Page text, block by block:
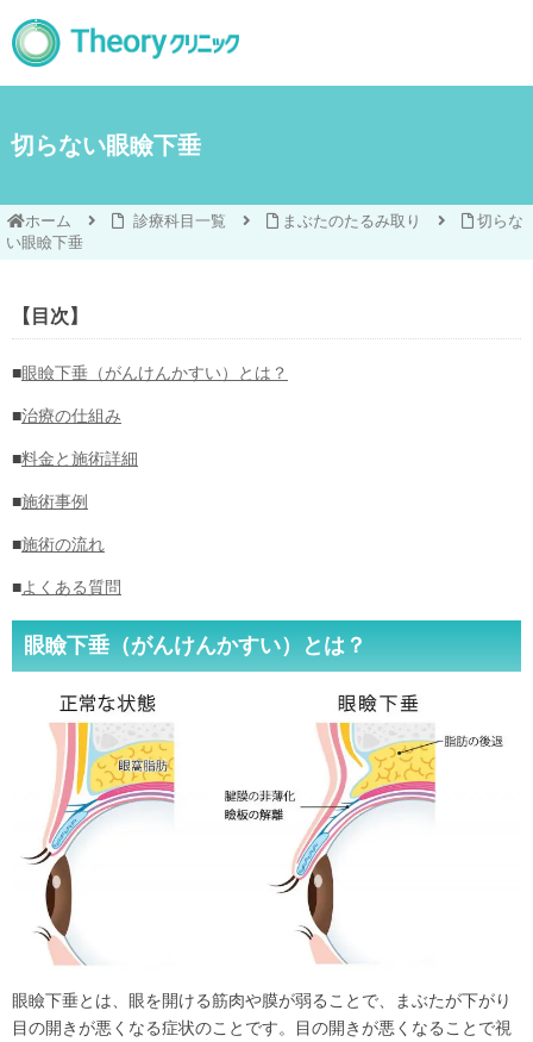
切らない眼瞼下垂
ホーム 診療科目一覧 まぶたのたるみ取り
切らな
い眼瞼下垂
【目次】
■眼瞼下垂（がんけんかすい）とは？
■治療の仕組み
■料金と施術詳細
■施術事例
■施術の流れ
■よくある質問
眼瞼下垂（がんけんかすい）とは？
眼瞼下垂とは、眼を開ける筋肉や膜が弱ることで、まぶたが下がり
目の開きが悪くなる症状のことです。目の開きが悪くなることで視